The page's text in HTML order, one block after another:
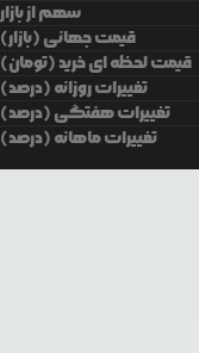
سهم از بازار
قیمت جهانی (بازار)
قیمت لحظه ای خرید (تومان)
تغییرات روزانه (درصد)
تغییرات هفتگی (درصد)
تغییرات ماهانه (درصد)